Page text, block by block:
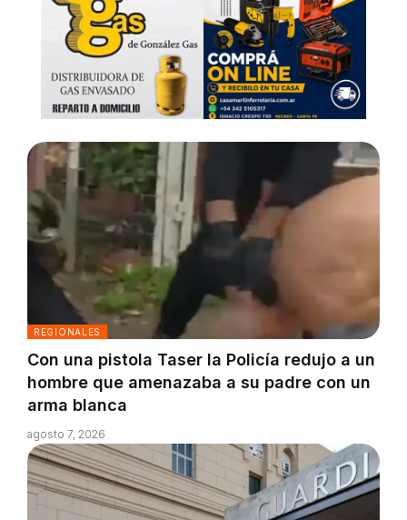
REGIONALES
Con una pistola Taser la Policía redujo a un
hombre que amenazaba a su padre con un
arma blanca
agosto 7, 2026